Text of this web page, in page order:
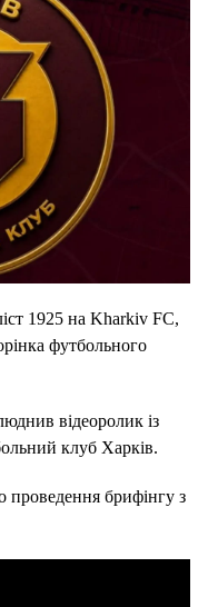
1925 на Kharkiv FC,
футбольного
відеоролик із
клуб Харків.
проведення брифінгу з